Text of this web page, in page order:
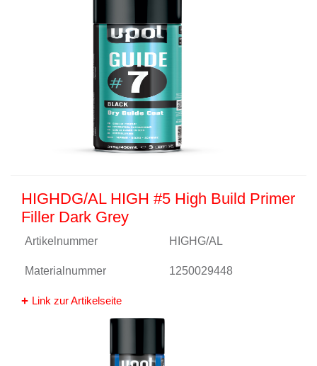
HIGHDG/AL HIGH #5 High Build Primer
Filler Dark Grey
Artikelnummer HIGHG/AL
Materialnummer 1250029448
Link zur Artikelseite